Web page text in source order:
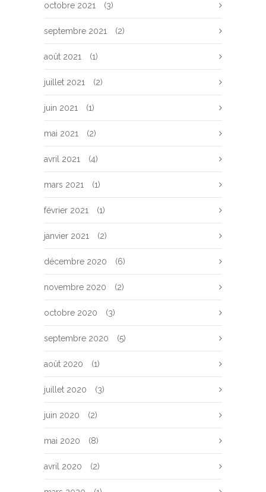
octobre 2021 (3)
septembre 2021 (2)
août 2021 (1)
juillet 2021 (2)
juin 2021 (1)
mai 2021 (2)
avril 2021 (4)
mars 2021 (1)
février 2021 (1)
janvier 2021 (2)
décembre 2020 (6)
novembre 2020 (2)
octobre 2020 (3)
septembre 2020 (5)
août 2020 (1)
juillet 2020 (3)
juin 2020 (2)
mai 2020 (8)
avril 2020 (2)